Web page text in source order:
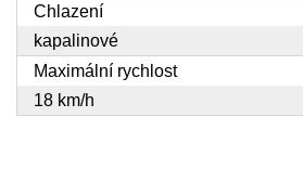
Chlazení
kapalinové
Maximální rychlost
18 km/h